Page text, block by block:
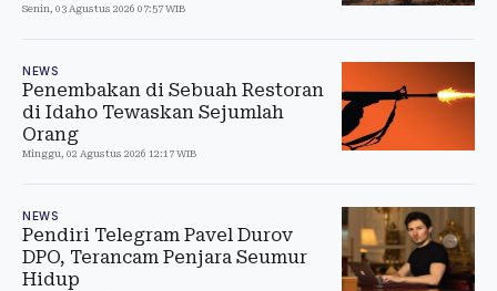
Senin, 03 Agustus 2026 07:57 WIB
NEWS
Penembakan di Sebuah Restoran
di Idaho Tewaskan Sejumlah
Orang
Minggu, 02 Agustus 2026 12:17 WIB
NEWS
Pendiri Telegram Pavel Durov
DPO, Terancam Penjara Seumur
Hidup